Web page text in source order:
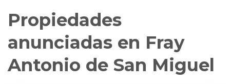
Propiedades
anunciadas en Fray
Antonio de San Miguel